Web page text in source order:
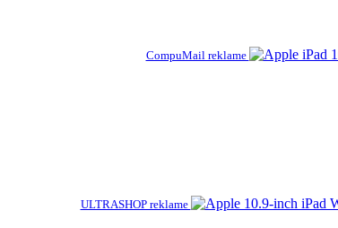
CompuMail reklame
ULTRASHOP reklame